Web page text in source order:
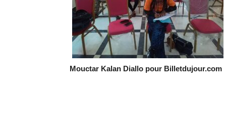
Mouctar Kalan Diallo pour Billetdujour.com